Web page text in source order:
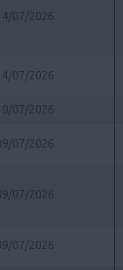
07/2026
07/2026
07/2026
07/2026
07/2026
07/2026